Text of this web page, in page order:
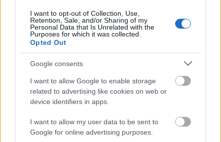
I want to opt-out of Collection, Use,
Retention, Sale, and/or Sharing of my
Personal Data that Is Unrelated with the
Purposes for which it was collected.
Opted Out
Google consents
I want to allow Google to enable storage
related to advertising like cookies on web or
device identifiers in apps.
I want to allow my user data to be sent to
Google for online advertising purposes.
Belváros-Lipótváros
játszótér
Város-Teampannon Kereskedelmi és Szolgáltató Kft.
parkfelújítás
Újragondolják Lipótváros rejtett, zöld parkját
klímatudatos gondolkodás és a helyi identitás erősítése kerül a
középpontba.